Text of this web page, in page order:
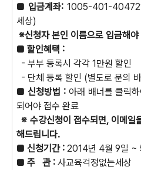
■ 입금계좌: 1005-401-404721
세상)
※신청자 본인 이름으로 입금해
■ 할인혜택 :
- 부부 등록시 각각 1만원 할인
- 단체 등록 할인 (별도로 문의
■ 신청방법 : 아래 배너를 클릭
되어야 접수 완료
※ 수강신청이 접수되면, 이메일
해드립니다.
■ 신청기간 : 2014년 4월 9일 ~
■ 주 관 : 사교육걱정없는세상